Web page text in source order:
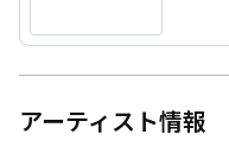
アーティスト情報